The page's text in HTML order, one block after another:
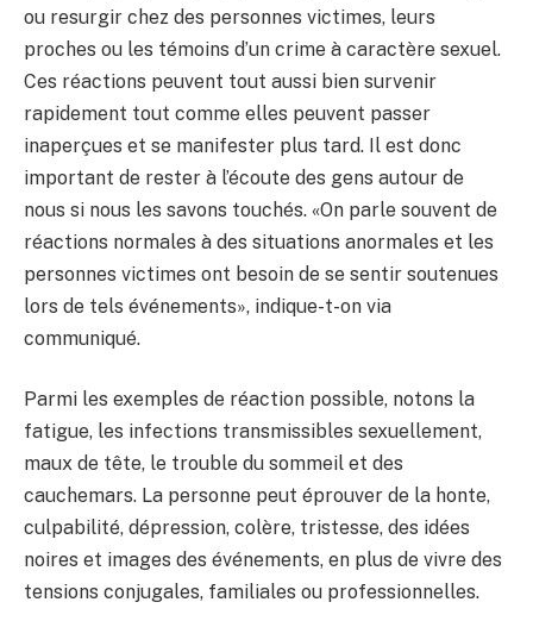
ou resurgir chez des personnes victimes, leurs
proches ou les témoins d’un crime à caractère sexuel.
Ces réactions peuvent tout aussi bien survenir
rapidement tout comme elles peuvent passer
inaperçues et se manifester plus tard. Il est donc
important de rester à l’écoute des gens autour de
nous si nous les savons touchés. «On parle souvent de
réactions normales à des situations anormales et les
personnes victimes ont besoin de se sentir soutenues
lors de tels événements», indique-t-on via
communiqué.
Parmi les exemples de réaction possible, notons la
fatigue, les infections transmissibles sexuellement,
maux de tête, le trouble du sommeil et des
cauchemars. La personne peut éprouver de la honte,
culpabilité, dépression, colère, tristesse, des idées
noires et images des événements, en plus de vivre des
tensions conjugales, familiales ou professionnelles.